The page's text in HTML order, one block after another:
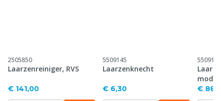
2505850
Laarzenreiniger, RVS
€ 141,00
5509145
Laarzenknecht
€ 6,30
5509148
model
€